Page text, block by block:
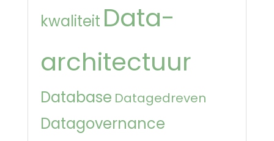
kwaliteit Data-
architectuur
Database Datagedreven
Datagovernance